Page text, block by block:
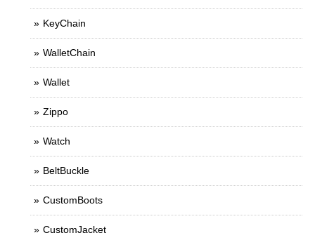
KeyChain
WalletChain
Wallet
Zippo
Watch
BeltBuckle
CustomBoots
CustomJacket